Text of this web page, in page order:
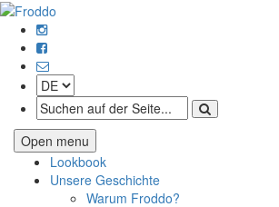
Open menu
Lookbook
Unsere Geschichte
Warum Froddo?